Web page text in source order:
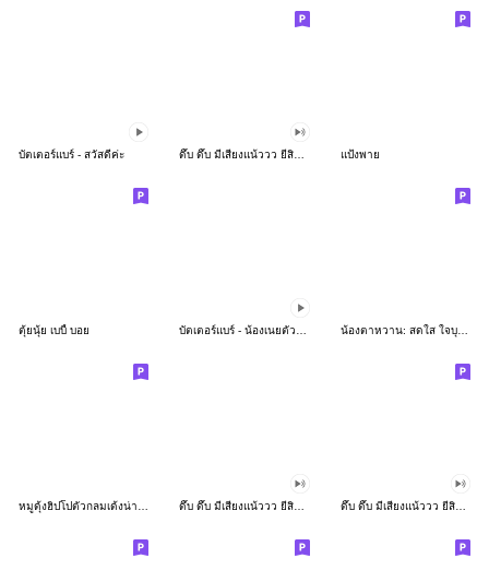
บัตเตอร์แบร์ - สวัสดีค่ะ แป้งพาย
ตุ้ยนุ้ย เบบี้ บอย น้องตาหวาน: สดใส ใจบุญ (สีพาสเทล)
หมูดุ้งฮิปโปตัวกลมเด้งน่ารัก ดึ๊บ ดึ๊บ มีเสียงแน้ววว ยี่สิบเจ็ด ดึ๊บ ดึ๊บ มีเสียงแน้ววว ยี่สิบหก